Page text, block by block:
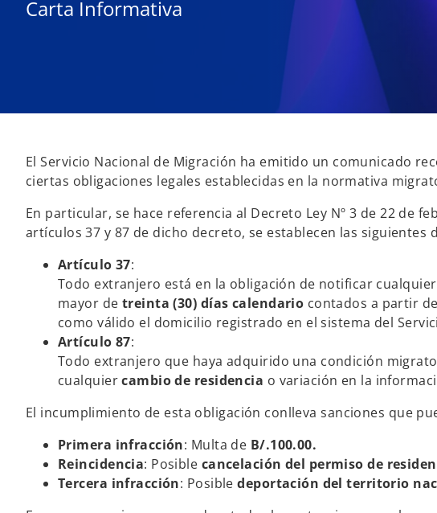
Carta Informativa
El Servicio Nacional de Migración ha emitido un comunicado
ciertas obligaciones legales establecidas en la normativa
En particular, se hace referencia al Decreto Ley Nº 3 de 22 de
artículos 37 y 87 de dicho decreto, se establecen las siguientes
Artículo 37:
Todo extranjero está en la obligación de notificar
mayor de treinta (30) días calendario contados a partir
como válido el domicilio registrado en el sistema del
Artículo 87:
Todo extranjero que haya adquirido una condición
cualquiercambio de residencia o variación en la
El incumplimiento de esta obligación conlleva sanciones que
Primera infracción: Multa de B/.100.00.
Reincidencia: Posible cancelación del permiso de
Tercera infracción: Posibledeportación del territorio